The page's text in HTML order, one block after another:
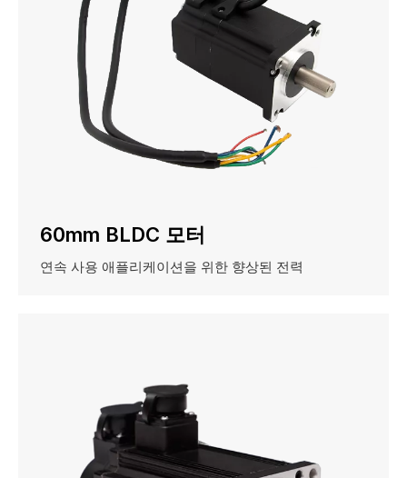
60mm BLDC 모터
연속 사용 애플리케이션을 위한 향상된 전력